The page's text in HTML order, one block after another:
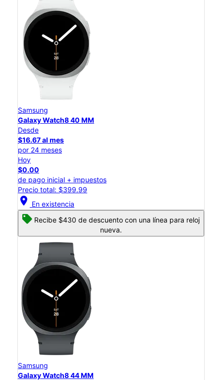
Samsung
Galaxy Watch8 40 MM
Desde
$16.67 al mes
por 24 meses
Hoy
$0.00
de pago inicial + impuestos
Precio total: $399.99
location_on En existencia
Recibe $430 de descuento con una línea para reloj
nueva.
Samsung
Galaxy Watch8 44 MM